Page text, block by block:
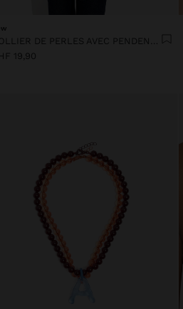
COLLIER DE PERLES AVEC PENDENTIF SOLEIL
19,90